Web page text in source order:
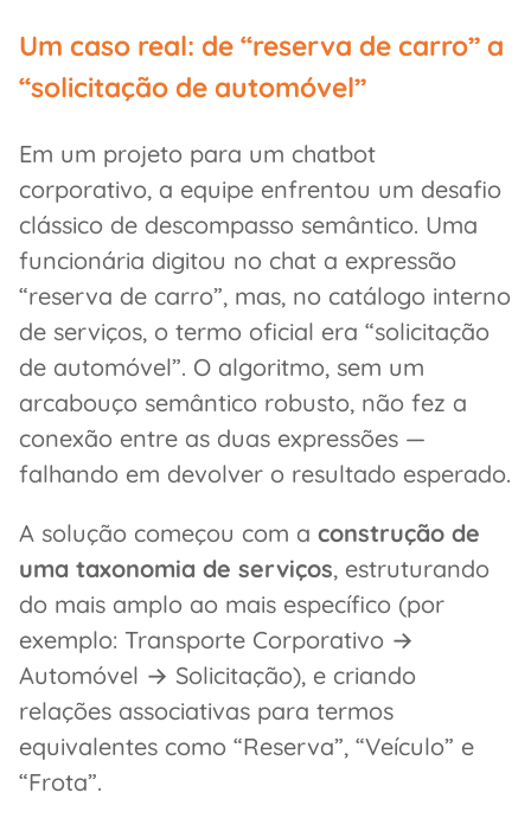
Um caso real: de “reserva de carro” a
“solicitação de automóvel”
Em um projeto para um chatbot
corporativo, a equipe enfrentou um desafio
clássico de descompasso semântico. Uma
funcionária digitou no chat a expressão
“reserva de carro”, mas, no catálogo interno
de serviços, o termo oficial era “solicitação
de automóvel”. O algoritmo, sem um
arcabouço semântico robusto, não fez a
conexão entre as duas expressões —
falhando em devolver o resultado esperado.
A solução começou com a construção de
uma taxonomia de serviços, estruturando
do mais amplo ao mais específico (por
exemplo: Transporte Corporativo →
Automóvel → Solicitação), e criando
relações associativas para termos
equivalentes como “Reserva”, “Veículo” e
“Frota”.